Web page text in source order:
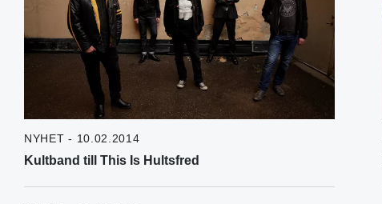
NYHET - 10.02.2014
Kultband till This Is Hultsfred